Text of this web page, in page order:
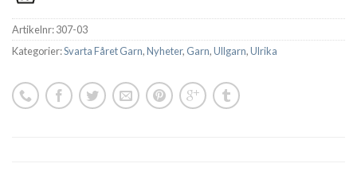
Artikelnr:307-03
Kategorier:Svarta Fåret Garn,Nyheter, Garn,Ullgarn,Ulrika